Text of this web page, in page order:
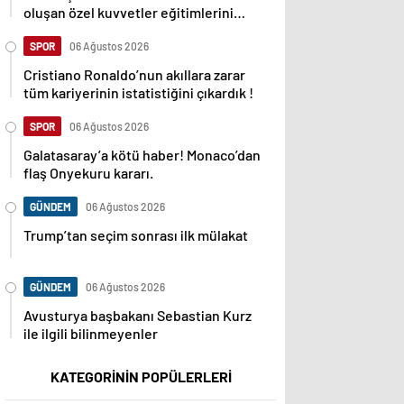
oluşan özel kuvvetler eğitimlerini
SPOR 06 Ağustos 2026
Cristiano Ronaldo’nun akıllara zarar
tüm kariyerinin istatistiğini çıkardık !
SPOR 06 Ağustos 2026
Galatasaray’a kötü haber! Monaco’dan
flaş Onyekuru kararı.
GÜNDEM 06 Ağustos 2026
Trump’tan seçim sonrası ilk mülakat
GÜNDEM 06 Ağustos 2026
Avusturya başbakanı Sebastian Kurz
ile ilgili bilinmeyenler
KATEGORİNİN POPÜLERLERİ